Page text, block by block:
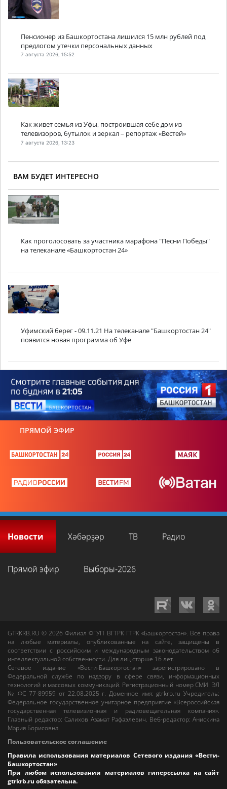
Пенсионер из Башкортостана лишился 15 млн рублей под
предлогом утечки персональных данных
7 августа 2026, 15:52
Как живет семья из Уфы, построившая себе дом из
телевизоров, бутылок и зеркал – репортаж «Вестей»
7 августа 2026, 13:23
ВАМ БУДЕТ ИНТЕРЕСНО
Как проголосовать за участника марафона "Песни Победы"
на телеканале «Башкортостан 24»
Уфимский берег - 09.11.21 На телеканале "Башкортостан 24"
появится новая программа об Уфе
ПРЯМОЙ ЭФИР
Новости Хәбәрҙәр ТВ Радио
Прямой эфир Выборы-2026
GTRKRB.RU © 2026Филиал ФГУП ВГТРК ГТРК «Башкортостан». Все права
на любые материалы, опубликованные на сайте, защищены в
соответствии с российским и международным законодательством об
интеллектуальной собственности. Для лиц старше 16 лет.
Сетевое издание «Вести-Башкортостан»зарегистрировано в
Федеральной службе по надзору в сфере связи, информационных
технологий и массовых коммуникаций. Регистрационный номер СМИ: ЭЛ
№ ФС 77-89959 от 22.08.2025 г. Доменное имя:gtrkrb.ru Учредитель:
Федеральное государственное унитарное предприятие «Всероссийская
государственная телевизионная и радиовещательная компания».
Главный редактор:Салихов Азамат Рафаэлевич. Веб-редактор:Анискина
Мария Борисовна.
Пользовательское соглашение
Правила использования материалов Сетевого издания «Вести-
Башкортостан»
При любом использовании материалов гиперссылка на сайт
gtrkrb.ru обязательна.